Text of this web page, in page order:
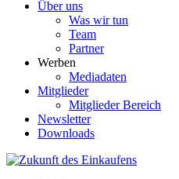
Über uns
Was wir tun
Team
Partner
Werben
Mediadaten
Mitglieder
Mitglieder Bereich
Newsletter
Downloads